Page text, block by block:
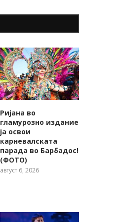
Ријана во
гламурозно издание
ја освои
карневалската
парада во Барбадос!
(ФОТО)
август 6, 2026